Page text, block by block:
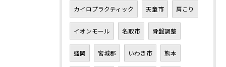
カイロプラクティック 天童市 肩こり
イオンモール 名取市 骨盤調整
盛岡 宮城郡 いわき市 熊本